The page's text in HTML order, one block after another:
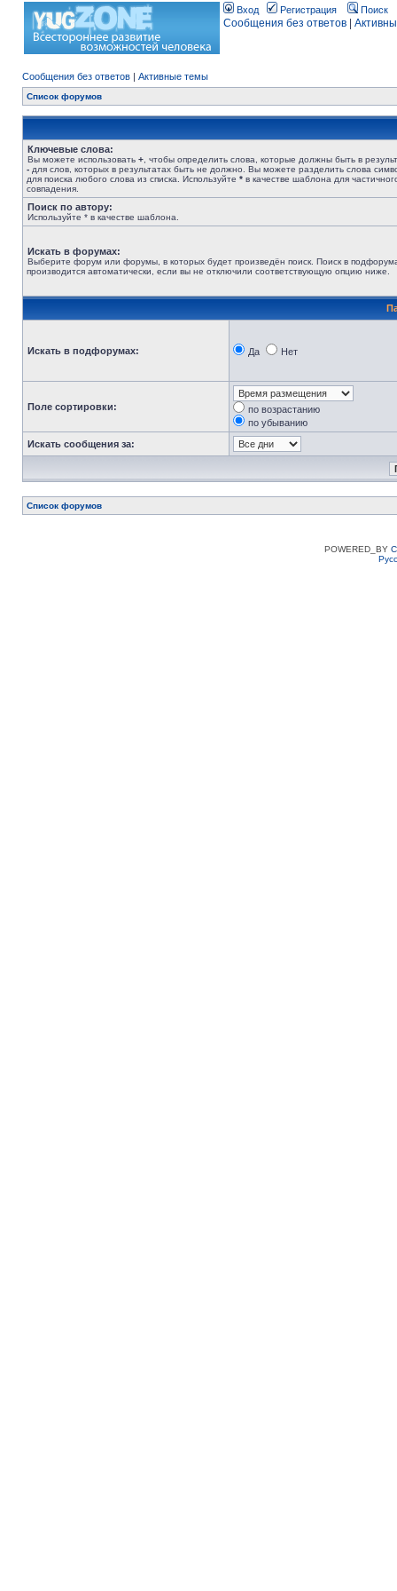
Вход Регистрация Поиск
Сообщения без ответов
Сообщения без ответов | Активные темы
Список форумов
Ключевые слова:
Вы можете использовать + , чтобы определить слова, которые должны быть в
- для слов, которых в результатах быть не должно. Вы можете разделить слова
для поиска любого слова из списка. Используйте * в качестве шаблона для
совпадения.
Поиск по автору:
Используйте * в качестве шаблона.
Искать в форумах:
Выберите форум или форумы, в которых будет произведён поиск. Поиск в
производится автоматически, если вы не отключили соответствующую опцию ниже.
Искать в подфорумах: Да Нет
Поле сортировки:
по возрастанию
по убыванию
Искать сообщения за:
Список форумов
POWERED_BY